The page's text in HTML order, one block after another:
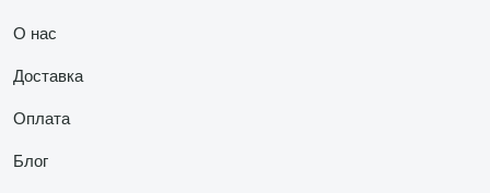
О нас
Доставка
Оплата
Блог